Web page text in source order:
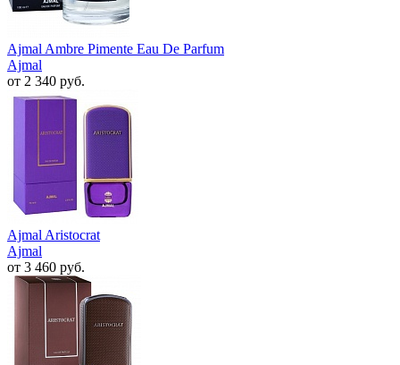
Ajmal Ambre Pimente Eau De Parfum
Ajmal
от 2 340 руб.
Ajmal Aristocrat
Ajmal
от 3 460 руб.